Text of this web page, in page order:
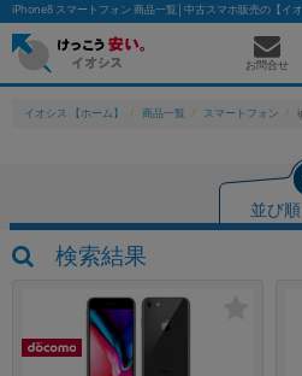
iPhone8 スマートフォン 商品一覧│中古スマホ販売の【イオ
お問合せ
イオシス 【ホーム】 商品一覧 スマートフォン
並び順
検索結果
かんたんパソコン検索
フリーワード
除外ワード
人気の検索ワード：Let's note